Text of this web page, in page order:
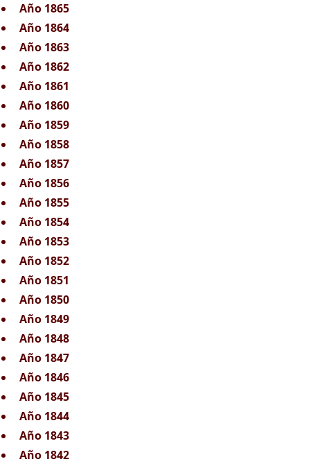
Año 1865
Año 1864
Año 1863
Año 1862
Año 1861
Año 1860
Año 1859
Año 1858
Año 1857
Año 1856
Año 1855
Año 1854
Año 1853
Año 1852
Año 1851
Año 1850
Año 1849
Año 1848
Año 1847
Año 1846
Año 1845
Año 1844
Año 1843
Año 1842